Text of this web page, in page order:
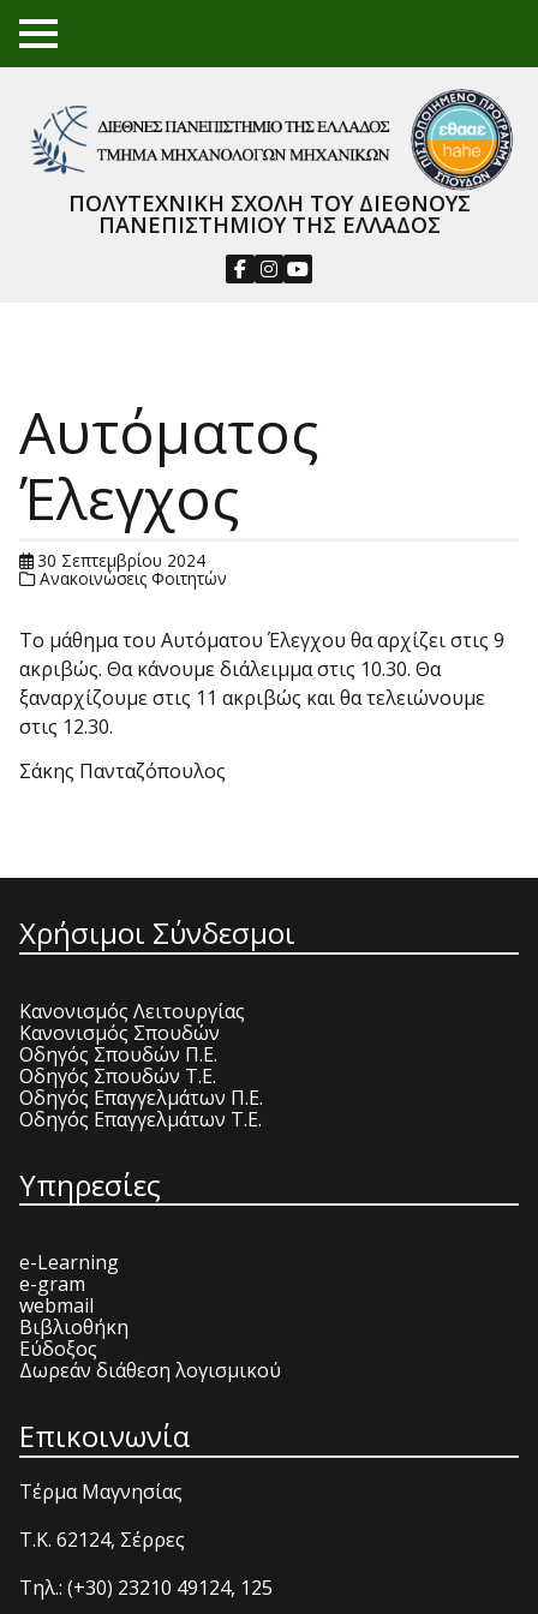
TO
GGL
NU
ΠΟΛΥΤΕΧΝΙΚΗ ΣΧΟΛΗ ΤΟΥ ΔΙΕΘΝΟΥΣ
ΠΑΝΕΠΙΣΤΗΜΙΟΥ ΤΗΣ ΕΛΛΑΔΟΣ
Αυτόματος
Έλεγχος
30 Σεπτεμβρίου 2024
Ανακοινώσεις Φοιτητών
Το μάθημα του Αυτόματου Έλεγχου θα αρχίζει στις 9
ακριβώς. Θα κάνουμε διάλειμμα στις 10.30. Θα
ξαναρχίζουμε στις 11 ακριβώς και θα τελειώνουμε
στις 12.30.
Σάκης Πανταζόπουλος
Χρήσιμοι Σύνδεσμοι
Κανονισμός Λειτουργίας
Κανονισμός Σπουδών
Οδηγός Σπουδών Π.Ε.
Οδηγός Σπουδών Τ.Ε.
Οδηγός Επαγγελμάτων Π.Ε.
Οδηγός Επαγγελμάτων Τ.Ε.
Υπηρεσίες
e-Learning
e-gram
webmail
Βιβλιοθήκη
Εύδοξος
Δωρεάν διάθεση λογισμικού
Επικοινωνία
Τέρμα Μαγνησίας
T.K. 62124, Σέρρες
Τηλ.: (+30) 23210 49124, 125